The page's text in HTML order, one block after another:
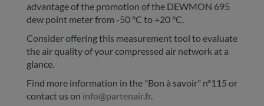
advantage of the promotion of the DEWMON 695
dew point meter from -50 °C to +20 °C.
Consider offering this measurement tool to evaluate
the air quality of your compressed air network at a
glance.
Find more information in the "Bon à savoir" n°115 or
contact us on info@partenair.fr.